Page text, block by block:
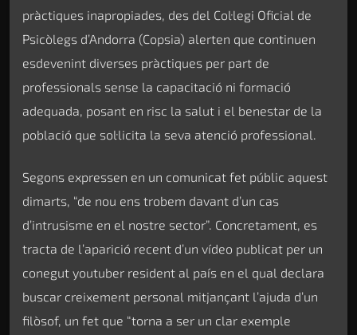
pràctiques inapropiades, des del Col·legi Oficial de
Psicòlegs d’Andorra (Copsia) alerten que continuen
esdevenint diverses pràctiques per part de
professionals sense la capacitació ni formació
adequada, posant en risc la salut i el benestar de la
població que sol·licita la seva atenció professional.
Segons expressen en un comunicat fet públic aquest
dimarts, “de nou ens trobem davant d’un cas
d’intrusisme en el nostre sector”. Concretament, es
tracta de l’aparició recent d’un vídeo publicat per un
conegut youtuber resident al país en el qual declara
buscar creixement personal mitjançant l’ajuda d’un
filòsof, un fet que “torna a ser un clar exemple